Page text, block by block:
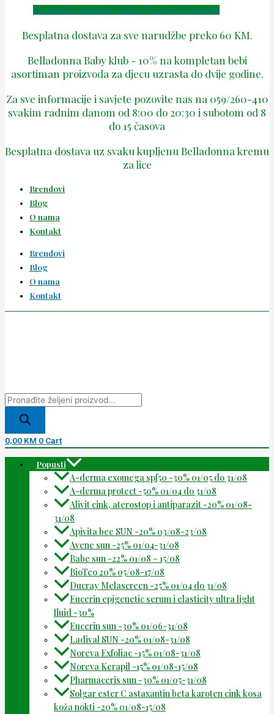
Facebook Instagram Tiktok Phone-alt Envelope
Besplatna dostava za sve narudžbe preko 60 KM.
Belladonna Baby klub - 10% na kompletan bebi
asortiman proizvoda za djecu uzrasta do dvije godine.
Za sve informacije i savjete pozovite nas na 059/260-410
svakim radnim danom od 8:00 do 20:30 i subotom od 8
do 15 časova
Besplatna dostava uz svaku kupljenu Belladonna kremu
za lice
Brendovi
Blog
O nama
Kontakt
Brendovi
Blog
O nama
Kontakt
0,00 KM 0 Cart
Popusti
A-derma exomega spf50 -30% 01/05 do 31/08
A-derma protect -50% 01/04 do 31/08
Alivit cink, aterostop i antiparazit -20% 01/08-
31/08
Apivita bee SUN -20% 03/08-23/08
Avene sun -25% 01/04-31/08
Babe sun -22% 01/08 – 15/08
BioTeo 20% 05/08-17/08
Ducray Melascreen -25% 01/04 do 31/08
Eucerin epigenetic serum i elasticity ultra light
fluid -30%
Eucerin sun -30% 01/06-31/08
Ladival SUN -20% 01/08-31/08
Noreva Exfoliac -15% 01/08-31/08
Noreva Kerapil -15% 01/08-15/08
Pharmaceris sun -30% 01/05-31/08
Solgar ester C astaxantin beta karoten cink kosa
koža nokti -20% 01/08-15/08